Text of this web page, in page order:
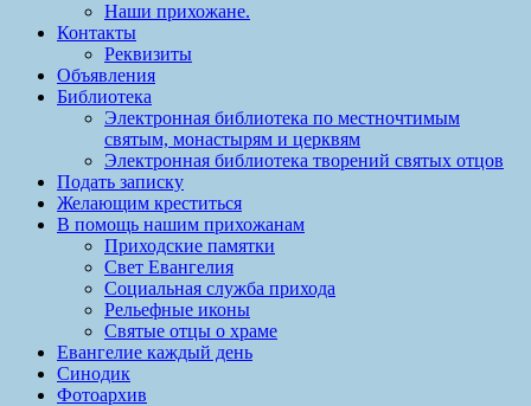
Наши прихожане.
Контакты
Реквизиты
Объявления
Библиотека
Электронная библиотека по местночтимым
святым, монастырям и церквям
Электронная библиотека творений святых отцов
Подать записку
Желающим креститься
В помощь нашим прихожанам
Приходские памятки
Свет Евангелия
Социальная служба прихода
Рельефные иконы
Святые отцы о храме
Евангелие каждый день
Синодик
Фотоархив